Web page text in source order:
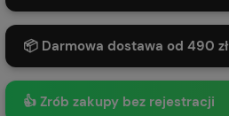
📦 Darmowa dostawa od 490 zł
👍 Zrób zakupy bez rejestracji